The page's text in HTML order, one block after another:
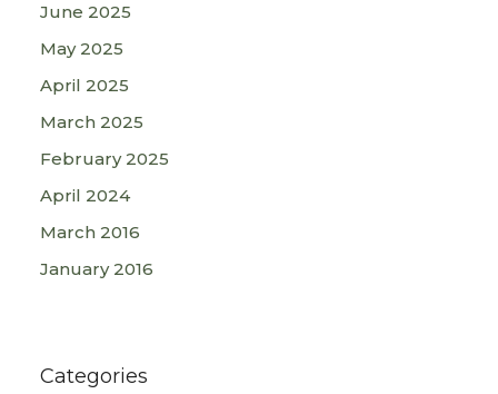
June 2025
May 2025
April 2025
March 2025
February 2025
April 2024
March 2016
January 2016
Categories